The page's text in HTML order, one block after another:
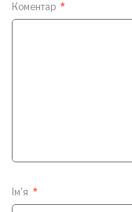
Коментар *
Ім'я *